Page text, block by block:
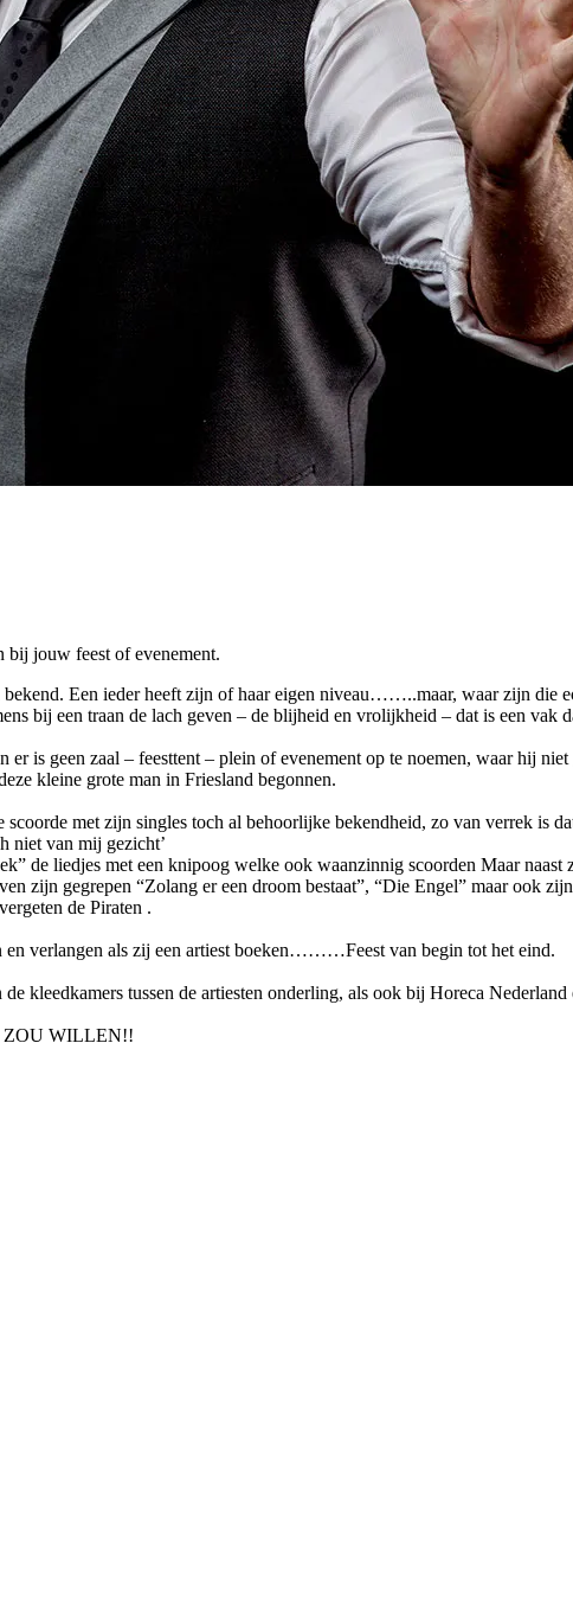
bij jouw feest of evenement.
Een ieder heeft zijn of haar eigen niveau……..maar, waar zijn die
bij een traan de lach geven – de blijheid en vrolijkheid – dat is een vak
is geen zaal – feesttent – plein of evenement op te noemen, waar hij
kleine grote man in Friesland begonnen.
met zijn singles toch al behoorlijke bekendheid, zo van verrek is
niet van mij gezicht’
de liedjes met een knipoog welke ook waanzinnig scoorden Maar
zijn gegrepen “Zolang er een droom bestaat”, “Die Engel” maar ook
de Piraten .
en verlangen als zij een artiest boeken………Feest van begin tot het eind.
kleedkamers tussen de artiesten onderling, als ook bij Horeca Nederland
WILLEN!!